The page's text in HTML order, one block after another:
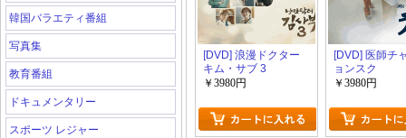
韓国バラエティ番組
写真集
教育番組
ドキュメンタリー
スポーツ レジャー
[DVD] 浪漫ドクター
キム・サブ 3
￥3980円
[DVD] 医師チ
ョンスク
￥3980円